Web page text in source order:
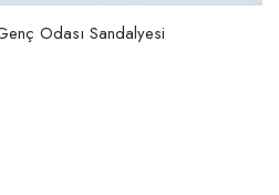
Odası Sandalyesi